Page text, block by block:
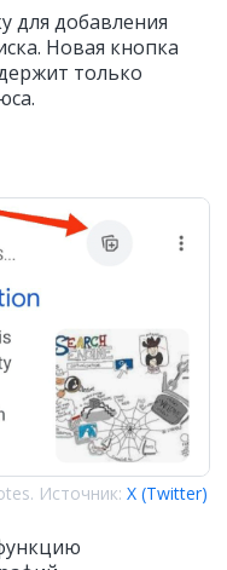
для добавления
Новая кнопка
только
Источник: X (Twitter)